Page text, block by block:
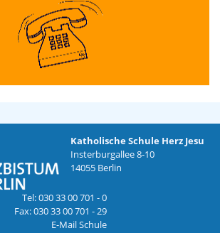
Katholische Schule Herz Jesu
Insterburgallee 8-10
14055 Berlin
Tel: 030 33 00 701 - 0
Fax: 030 33 00 701 - 29
E-Mail Schule